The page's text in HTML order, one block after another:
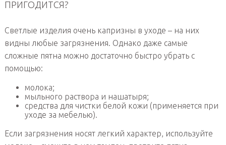
ПРИГОДИТСЯ?
Светлые изделия очень капризны в уходе – на них
видны любые загрязнения. Однако даже самые
сложные пятна можно достаточно быстро убрать с
помощью:
молока;
мыльного раствора и нашатыря;
средства для чистки белой кожи (применяется при
уходе за мебелью).
Если загрязнения носят легкий характер, используйте